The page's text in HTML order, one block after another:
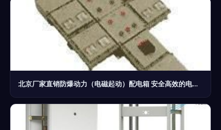
北京厂家直销防爆动力（电磁起动）配电箱 安全高效的电工电气解决方案